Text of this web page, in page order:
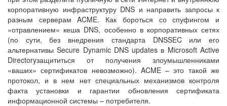
корпоративную инфраструктуру DNS и направить запросы к
разным серверам ACME. Как бороться со спуфингом и
«отравлением» кеша DNS, особенно в корпоративных сетях
(по сути, без внедрения стандарта DNSSEC или его
альтернативы Secure Dynamic DNS updates в Microsoft Active
Directoryзащититься от получения злоумышленниками
«ваших» сертификатов невозможно). ACME – это такой же
протокол, и в нем нет специальных механизмов контроля
факта установки и гарантии обновления сертификата
информационной системы – потребителя.